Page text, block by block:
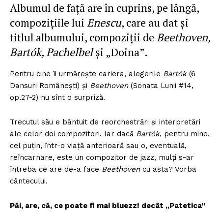
Albumul de față are în cuprins, pe lângă,
compozițiile lui Enescu, care au dat și
titlul albumului, compoziții de Beethoven,
Bartók, Pachelbelși „Doina”.
Pentru cine îi urmărește cariera, alegerile Bartók(6
Dansuri Românești) și Beethoven(Sonata Lunii #14,
op.27-2) nu sînt o surpriză.
Trecutul său e bântuit de reorchestrări și interpretări
ale celor doi compozitori. Iar dacă Bartók, pentru mine,
cel puțin, într-o viață anterioară sau o, eventuală,
reîncarnare, este un compozitor de jazz, mulți s-ar
întreba ce are de-a face Beethovencu asta? Vorba
cântecului.
Păi, are, că, ce poate fi mai bluezz! decât „Patetica”